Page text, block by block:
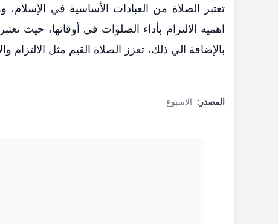
تعتبر الصلاة من العبادات الأساسية في
اهميه الالتزام بأداء الصلوات في أوقاتها، حيث
بالإضافة الي ذلك، تعزز الصلاة القيم مثل الالتزام
المصدر: الاسبوع